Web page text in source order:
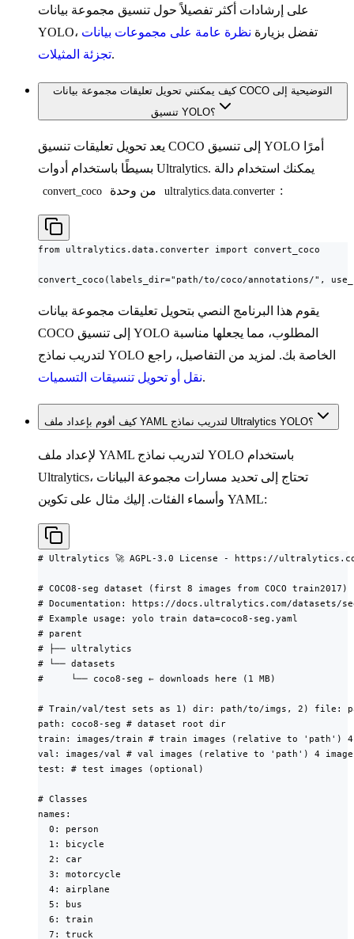
على إرشادات أكثر تفصيلاً حول تنسيق مجموعة بيانات
YOLO، تفضل بزيارة نظرة عامة على مجموعات بيانات
تجزئة المثيلات.
كيف يمكنني تحويل تعليقات مجموعة بيانات COCO التوضيحية إلى
تنسيق YOLO؟
يعد تحويل تعليقات تنسيق COCO إلى تنسيق YOLO أمرًا
بسيطًا باستخدام أدوات Ultralytics. يمكنك استخدام دالة
convert_coco ultralytics.data.converter :
from ultralytics.data.converter import convert_coco
convert_coco(labels_dir="path/to/coco/annotations/",
يقوم هذا البرنامج النصي بتحويل تعليقات مجموعة بيانات
COCO إلى تنسيق YOLO المطلوب، مما يجعلها مناسبة
لتدريب نماذج YOLO الخاصة بك. لمزيد من التفاصيل، راجع
نقل أو تحويل تنسيقات التسميات.
كيف أقوم بإعداد ملف YAML لتدريب نماذج Ultralytics YOLO؟
لإعداد ملف YAML لتدريب نماذج YOLO باستخدام
Ultralytics، تحتاج إلى تحديد مسارات مجموعة البيانات
وأسماء الفئات. إليك مثال على تكوين YAML:
# Ultralytics 🚀 AGPL-3.0 License - https://
# COCO8-seg dataset (first 8 images from COCO
# Documentation: https://docs.ultralytics.com/datasets/
# Example usage: yolo train data=coco8-seg.yaml
# parent
# ├── ultralytics
# └── datasets
#     └── coco8-seg ← downloads here (1 MB)
# Train/val/test sets as 1) dir: path/to/imgs, 2) file:
path: coco8-seg # dataset root dir
train: images/train # train images (relative to 'path') 4
val: images/val # val images (relative to 'path') 4
test: # test images (optional)
# Classes
names:
  0: person
  1: bicycle
  2: car
  3: motorcycle
  4: airplane
  5: bus
  6: train
  7: truck